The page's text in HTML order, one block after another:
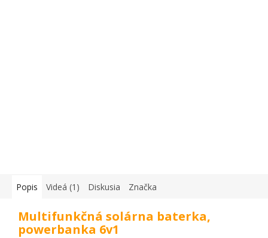
Popis Videá (1) Diskusia Značka
Multifunkčná solárna baterka,
powerbanka 6v1